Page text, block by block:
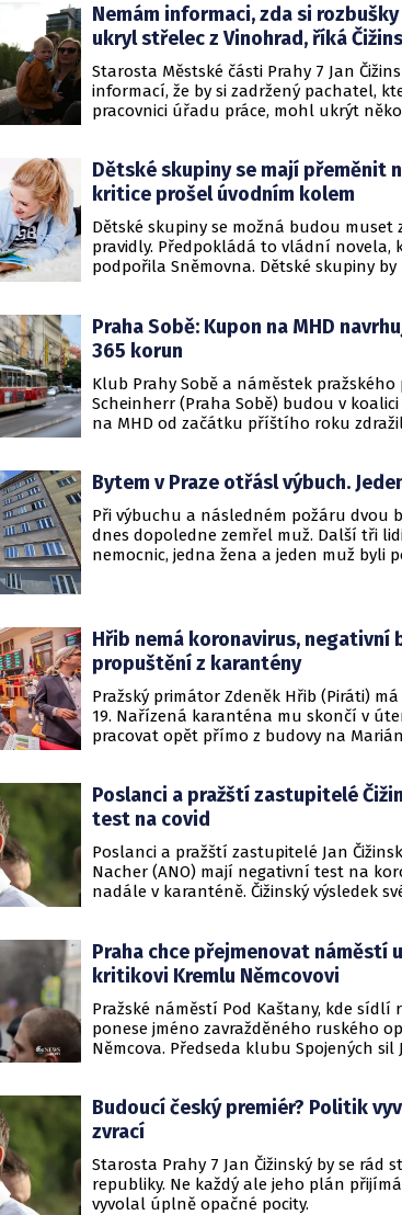
Nemám informaci, zda si
ukryl střelec z Vinohrad, říká
Starosta Městské části Prahy 7 Jan
informací, že by si zadržený pachatel,
pracovnici úřadu práce, mohl ukrýt
mám, bylo, že nebezpečí pro veřejnost
na životech,“ říká pro EuroZprávy.cz Jan
Dětské skupiny se mají přeměnit
kritice prošel úvodním kolem
Dětské skupiny se možná budou muset
pravidly. Předpokládá to vládní
podpořila Sněmovna. Dětské skupiny
prosadit vrácení návrhu kabinetu k
výbor.
Praha Sobě: Kupon na MHD
365 korun
Klub Prahy Sobě a náměstek
Scheinherr (Praha Sobě) budou v
na MHD od začátku příštího roku
zvýšit cenu parkovacích karet.
Bytem v Praze otřásl výbuch.
Při výbuchu a následném požáru dvou
dnes dopoledne zemřel muž. Další tři
nemocnic, jedna žena a jeden muž byli
Hřib nemá koronavirus, negativní
propuštění z karantény
Pražský primátor Zdeněk Hřib (Piráti)
19. Nařízená karanténa mu skončí v
pracovat opět přímo z budovy na
Hlubučka (STAN). V karanténě
Poslanci a pražští zastupitelé
test na covid
Poslanci a pražští zastupitelé Jan
Nacher (ANO) mají negativní test na
nadále v karanténě. Čižinský výsledek
Praha chce přejmenovat náměstí
kritikovi Kremlu Němcovovi
Pražské náměstí Pod Kaštany, kde sídlí
ponese jméno zavražděného ruského
Němcova. Předseda klubu Spojených
hlasovat ještě do konce měsíce.
Budoucí český premiér? Politik
zvrací
Starosta Prahy 7 Jan Čižinský by se rád
republiky. Ne každý ale jeho plán
vyvolal úplně opačné pocity.